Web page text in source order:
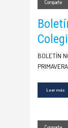
Comparte
BOLETÍN
PRIMAVERA
Leer más